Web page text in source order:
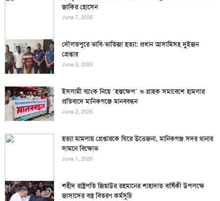
জাকির হোসেন
June 7, 2026
দৌলতপুরে ভাবি-ভাতিজা হত্যা: প্রধান আসামিসহ দুইজন
গ্রেপ্তার
June 3, 2026
ইসলামী ব্যাংক নিয়ে ‘হস্তক্ষেপ’ ও গ্রাহক সমাবেশে হামলার
প্রতিবাদে মানিকগঞ্জে মানববন্ধন
June 2, 2026
হত্যা মামলায় গ্রেপ্তারকে ঘিরে উত্তেজনা, মানিকগঞ্জ সদর থানার
সামনে বিক্ষোভ
June 1, 2026
শহীদ রাষ্ট্রপতি জিয়াউর রহমানের শাহাদাত বার্ষিকী উপলক্ষে
জাসাসের বস্ত্র বিতরণ কর্মসূচি